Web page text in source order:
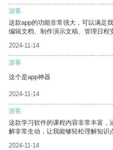
游客
这款app的功能非常强大，可以满足
编辑文档、制作演示文稿、管理日程
2024-11-14
游客
这个是app神器
2024-11-14
游客
这款学习软件的课程内容非常丰富，
解非常生动，让我能够轻松理解知识
2024-11-14